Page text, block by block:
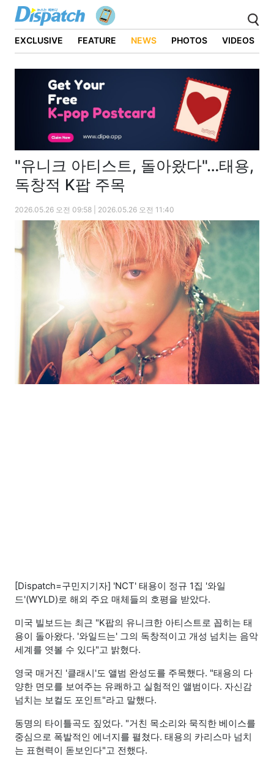
EXCLUSIVE FEATURE NEWS PHOTOS VIDEOS
"유니크 아티스트, 돌아왔다"…태용,
독창적 K팝 주목
2026.05.26 오전 09:58 | 2026.05.26 오전 11:40
[Dispatch=구민지기자] 'NCT' 태용이 정규 1집 '와일
드'(WYLD)로 해외 주요 매체들의 호평을 받았다.
미국 빌보드는 최근 "K팝의 유니크한 아티스트로 꼽히는 태
용이 돌아왔다. '와일드는' 그의 독창적이고 개성 넘치는 음악
세계를 엿볼 수 있다"고 밝혔다.
영국 매거진 '클래시'도 앨범 완성도를 주목했다. "태용의 다
양한 면모를 보여주는 유쾌하고 실험적인 앨범이다. 자신감
넘치는 보컬도 포인트"라고 말했다.
동명의 타이틀곡도 짚었다. "거친 목소리와 묵직한 베이스를
중심으로 폭발적인 에너지를 펼쳤다. 태용의 카리스마 넘치
는 표현력이 돋보인다"고 전했다.